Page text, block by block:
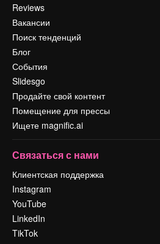
Reviews
Вакансии
Поиск тенденций
Блог
События
Slidesgo
Продайте свой контент
Помещение для прессы
Ищете magnific.ai
Связаться с нами
Клиентская поддержка
Instagram
YouTube
LinkedIn
TikTok